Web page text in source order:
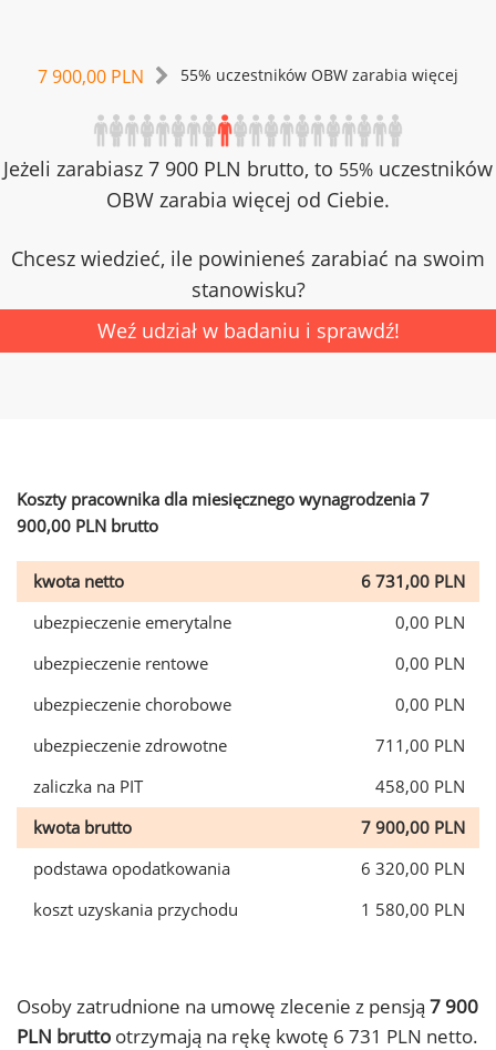
7 900,00 PLN 55% uczestników OBW zarabia więcej
Jeżeli zarabiasz 7 900 PLN brutto, to 55% uczestników
OBW zarabia więcej od Ciebie.
Chcesz wiedzieć, ile powinieneś zarabiać na swoim
stanowisku?
Weź udział w badaniu i sprawdź!
Koszty pracownika dla miesięcznego wynagrodzenia 7
900,00 PLN brutto
kwota netto
6 731,00 PLN
ubezpieczenie emerytalne
0,00 PLN
ubezpieczenie rentowe
0,00 PLN
ubezpieczenie chorobowe
0,00 PLN
ubezpieczenie zdrowotne
711,00 PLN
zaliczka na PIT
458,00 PLN
kwota brutto
7 900,00 PLN
podstawa opodatkowania
6 320,00 PLN
koszt uzyskania przychodu
1 580,00 PLN
Osoby zatrudnione na umowę zlecenie z pensją 7 900
PLN brutto otrzymają na rękę kwotę 6 731 PLN netto.